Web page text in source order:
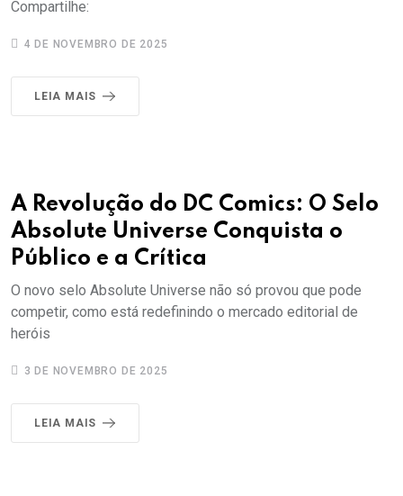
Compartilhe:
4 DE NOVEMBRO DE 2025
LEIA MAIS
A Revolução do DC Comics: O Selo
Absolute Universe Conquista o
Público e a Crítica
O novo selo Absolute Universe não só provou que pode
competir, como está redefinindo o mercado editorial de
heróis
3 DE NOVEMBRO DE 2025
LEIA MAIS